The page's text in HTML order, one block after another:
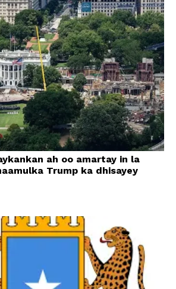
ah oo amartay in la
Trump ka dhisayey